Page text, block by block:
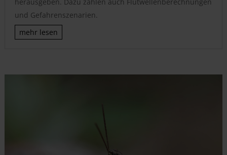
herausgeben. Dazu zählen auch Flutwellenberechnungen
und Gefahrenszenarien.
mehr lesen